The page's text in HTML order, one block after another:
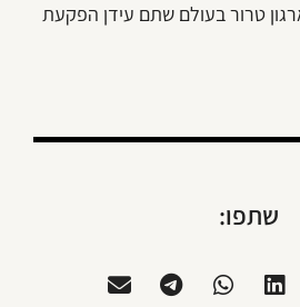
טרור בעולם שתם עידן הפקעת
שתפו: